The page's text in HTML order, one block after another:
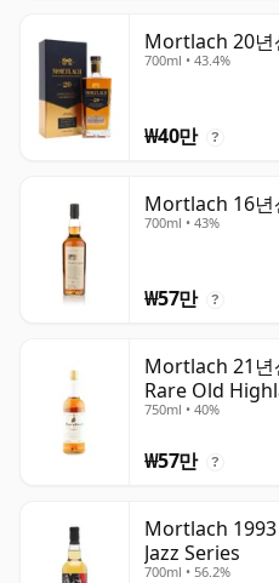
Mortlach 20년
700ml • 43.4%
₩40만 ?
Mortlach 16년
700ml • 43%
₩57만 ?
Mortlach 21
Rare Old
750ml • 40%
₩57만 ?
Mortlach
Jazz Series
700ml • 56.2%